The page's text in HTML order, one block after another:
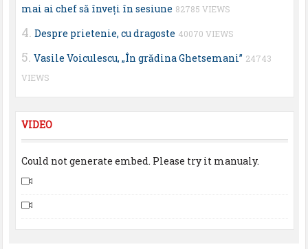
mai ai chef să înveţi în sesiune 82785 VIEWS
Despre prietenie, cu dragoste 40070 VIEWS
Vasile Voiculescu, „În grădina Ghetsemani” 24743
VIEWS
VIDEO
Could not generate embed. Please try it manualy.